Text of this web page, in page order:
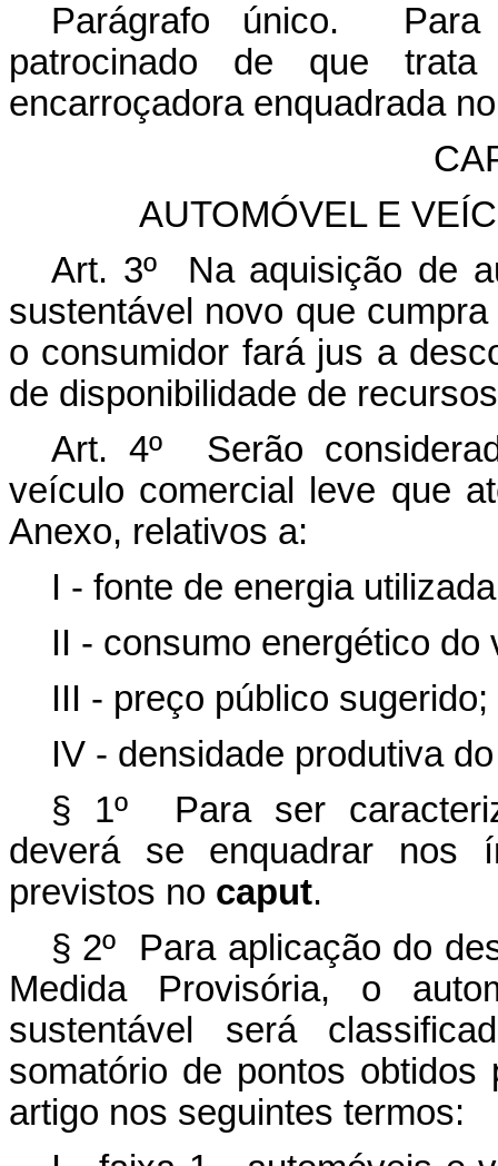
Parágrafo único.
patrocinado de que
encarroçadora enquadrada
AUTOMÓVEL E
Art. 3º Na aquisição de
sustentável novo que
o consumidor fará jus a
de disponibilidade de
Art. 4º Serão
veículo comercial leve que
Anexo, relativos a:
I - fonte de energia
II - consumo energético do
III - preço público sugerido;
IV - densidade produtiva
§ 1º Para ser
deverá se enquadrar nos
previstos no caput.
§ 2º Para aplicação do
Medida Provisória, o
sustentável será
somatório de pontos
artigo nos seguintes termos: